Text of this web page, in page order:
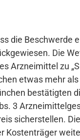
die Beschwerde
Die
Arzneimittel zu
etwas mehr
bestätigten
3
sicherstellen.
Kostenträger